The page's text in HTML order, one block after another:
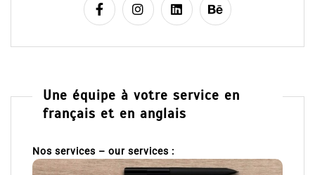
Une équipe à votre service en
français et en anglais
Nos services – our services :